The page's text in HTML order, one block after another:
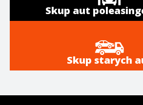
Skup aut
Skup starych